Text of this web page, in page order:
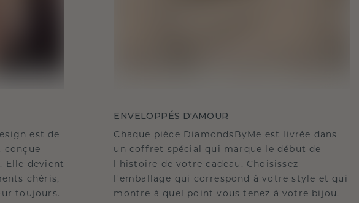
est de
conçue
Elle devient
chéris,
toujours.
ENVELOPPÉS D'AMOUR
Chaque pièce DiamondsByMe est livrée dans
un coffret spécial qui marque le début de
l'histoire de votre cadeau. Choisissez
l'emballage qui correspond à votre style et qui
montre à quel point vous tenez à votre bijou.